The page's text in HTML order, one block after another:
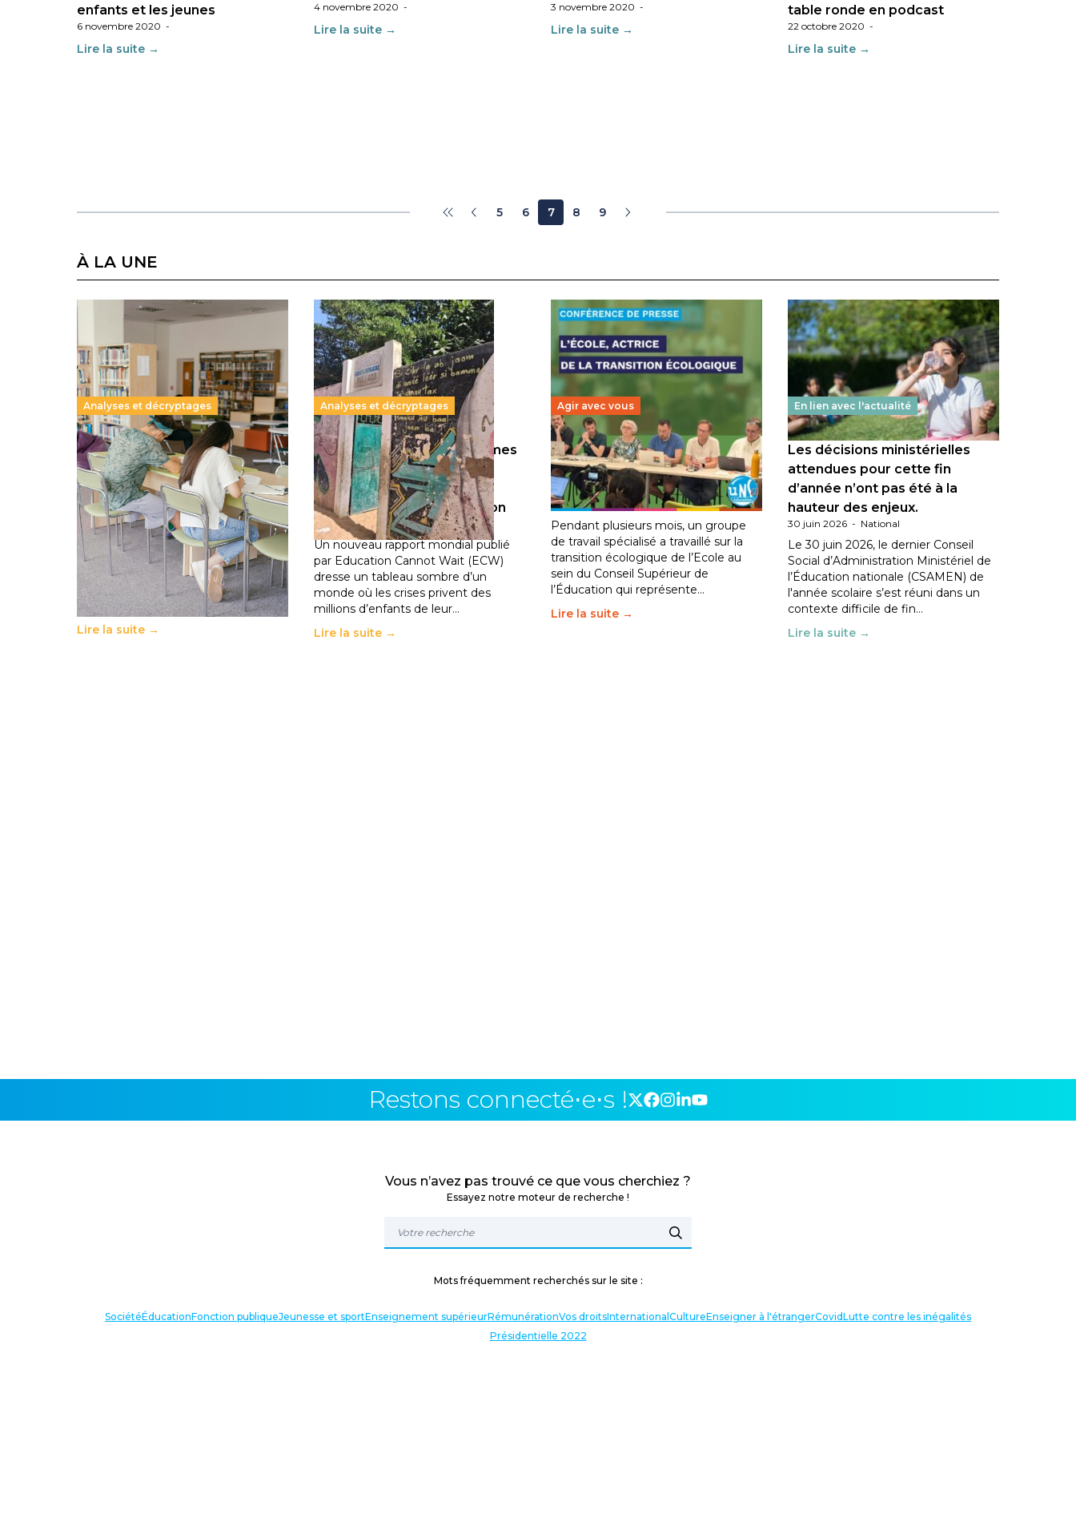
enfants et les jeunes
6 novembre 2020 -
Lire la suite →
4 novembre 2020 -
Lire la suite →
3 novembre 2020 -
Lire la suite →
table ronde en podcast
22 octobre 2020 -
Lire la suite →
5 6 7 8 9
À LA UNE
Analyses et décryptages
Supérieur privé : une dérive qui
met à mal la promesse
républicaine
11 juillet 2026- National
Le projet de loi sur la régulation de
l’enseignement supérieur privé met
en lumière l’amplification d’un
système qui relègue l’acte
pédagogique au superfétatoire, voire
à…
Lire la suite →
Analyses et décryptages
258 millions d’enfants victimes
de la guerre, des chocs
climatiques et des
déplacements de population
11 juillet 2026 -National
Un nouveau rapport mondial publié
par Education Cannot Wait (ECW)
dresse un tableau sombre d’un
monde où les crises privent des
millions d’enfants de leur…
Lire la suite →
Agir avec vous
Transition écologique de
l’éducation : l’UNSA Éducation
fait bouger les lignes
30 juin 2026-National
Pendant plusieurs mois, un groupe
de travail spécialisé a travaillé sur la
transition écologique de l’Ecole au
sein du Conseil Supérieur de
l’Éducation qui représente…
Lire la suite →
En lien avec l'actualité
Les décisions ministérielles
attendues pour cette fin
d’année n’ont pas été à la
hauteur des enjeux.
30 juin 2026 - National
Le 30 juin 2026, le dernier Conseil
Social d’Administration Ministériel de
l’Éducation nationale (CSAMEN) de
l'année scolaire s’est réuni dans un
contexte difficile de fin…
Lire la suite →
Restons connecté⋅e⋅s !
Vous n’avez pas trouvé ce que vous cherchiez ?
Essayez notre moteur de recherche !
Mots fréquemment recherchés sur le site :
SociétéÉducationFonction publiqueJeunesse et sportEnseignement supérieurRémunérationVos droitsInternational CultureEnseigner à l'étrangerCovidLutte contre les inégalités
Présidentielle 2022